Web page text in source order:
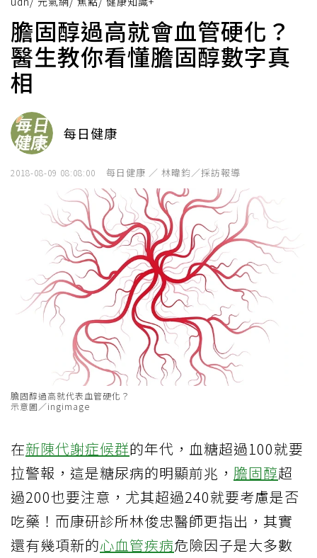
膽固醇過高就會血管硬化？
醫生教你看懂膽固醇數字真
相
每日健康
2018-08-09 08:08:00 每日健康 ／ 林暐鈞／採訪報導
膽固醇過高就代表血管硬化？
示意圖／ingimage
在新陳代謝症候群的年代，血糖超過100就要
拉警報，這是糖尿病的明顯前兆， 膽固醇超
過200也要注意，尤其超過240就要考慮是否
吃藥！而康研診所林俊忠醫師更指出，其實
還有幾項新的心血管疾病危險因子是大多數